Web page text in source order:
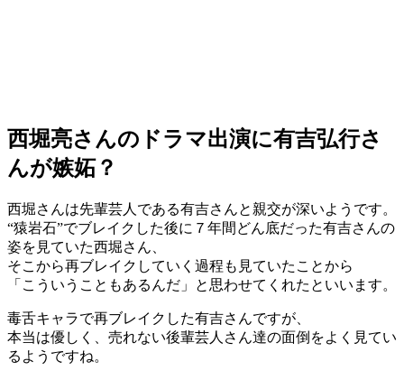
西堀亮さんのドラマ出演に有吉弘行さ
んが嫉妬？
西堀さんは先輩芸人である有吉さんと親交が深いようです。
“猿岩石”でブレイクした後に７年間どん底だった有吉さんの
姿を見ていた西堀さん、
そこから再ブレイクしていく過程も見ていたことから
「こういうこともあるんだ」と思わせてくれたといいます。
毒舌キャラで再ブレイクした有吉さんですが、
本当は優しく、売れない後輩芸人さん達の面倒をよく見てい
るようですね。